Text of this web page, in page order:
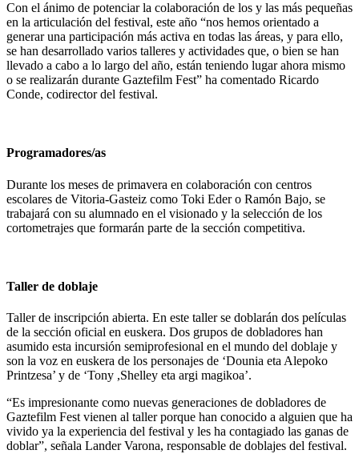
Con el ánimo de potenciar la colaboración de los y las más pequeñas
en la articulación del festival, este año “nos hemos orientado a
generar una participación más activa en todas las áreas, y para ello,
se han desarrollado varios talleres y actividades que, o bien se han
llevado a cabo a lo largo del año, están teniendo lugar ahora mismo
o se realizarán durante Gaztefilm Fest” ha comentado Ricardo
Conde, codirector del festival.
Programadores/as
Durante los meses de primavera en colaboración con centros
escolares de Vitoria-Gasteiz como Toki Eder o Ramón Bajo, se
trabajará con su alumnado en el visionado y la selección de los
cortometrajes que formarán parte de la sección competitiva.
Taller de doblaje
Taller de inscripción abierta. En este taller se doblarán dos películas
de la sección oficial en euskera. Dos grupos de dobladores han
asumido esta incursión semiprofesional en el mundo del doblaje y
son la voz en euskera de los personajes de ‘Dounia eta Alepoko
Printzesa’ y de ‘Tony ,Shelley eta argi magikoa’.
“Es impresionante como nuevas generaciones de dobladores de
Gaztefilm Fest vienen al taller porque han conocido a alguien que ha
vivido ya la experiencia del festival y les ha contagiado las ganas de
doblar”, señala Lander Varona, responsable de doblajes del festival.